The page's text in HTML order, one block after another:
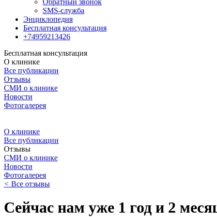
SMS-служба
Энциклопедия
Бесплатная консультация
+74959213426
Бесплатная консультация
О клинике
Все публикации
Отзывы
СМИ о клинике
Новости
Фотогалерея
О клинике
Все публикации
Отзывы
СМИ о клинике
Новости
Фотогалерея
< Все отзывы
Сейчас нам уже 1 год и 2